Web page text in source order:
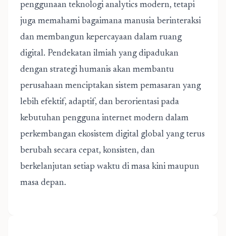
penggunaan teknologi analytics modern, tetapi
juga memahami bagaimana manusia berinteraksi
dan membangun kepercayaan dalam ruang
digital. Pendekatan ilmiah yang dipadukan
dengan strategi humanis akan membantu
perusahaan menciptakan sistem pemasaran yang
lebih efektif, adaptif, dan berorientasi pada
kebutuhan pengguna internet modern dalam
perkembangan ekosistem digital global yang terus
berubah secara cepat, konsisten, dan
berkelanjutan setiap waktu di masa kini maupun
masa depan.